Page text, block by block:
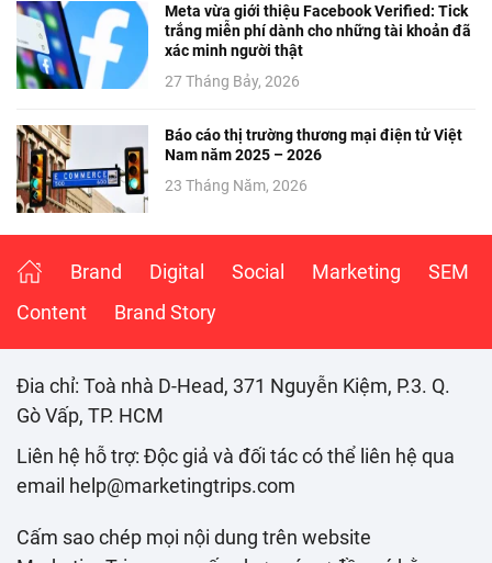
Meta vừa giới thiệu Facebook Verified: Tick
trắng miễn phí dành cho những tài khoản đã
xác minh người thật
27 Tháng Bảy, 2026
Báo cáo thị trường thương mại điện tử Việt
Nam năm 2025 – 2026
23 Tháng Năm, 2026
Brand Digital Social Marketing
SEM
Content
Brand Story
Đia chỉ: Toà nhà D-Head, 371 Nguyễn Kiệm, P.3. Q.
Gò Vấp, TP. HCM
Liên hệ hỗ trợ: Độc giả và đối tác có thể liên hệ qua
email help@marketingtrips.com
Cấm sao chép mọi nội dung trên website